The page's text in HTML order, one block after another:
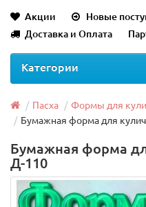
Акции Новые
Доставка и Оплата
Категории
Пасха
Формы для
Бумажная форма для
Бумажная форма
Д-110